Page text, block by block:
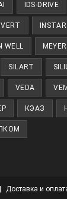
IDS-DRIVE
WELL
SILART
VEDA
КЭАЗ
Доставка и